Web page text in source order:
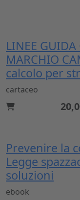
LINEE GUIDA
MARCHIO
calcolo per
cartaceo
Prevenire la
Legge
soluzioni
ebook